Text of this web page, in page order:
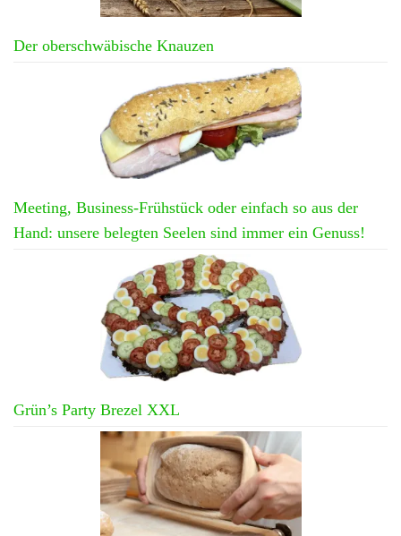
Der oberschwäbische Knauzen
Meeting, Business-Frühstück oder einfach so aus der
Hand: unsere belegten Seelen sind immer ein Genuss!
Grün’s Party Brezel XXL